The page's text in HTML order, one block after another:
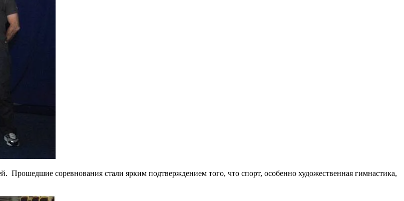
соревнования стали ярким подтверждением того, что спорт, особенно художественная гимнастика,